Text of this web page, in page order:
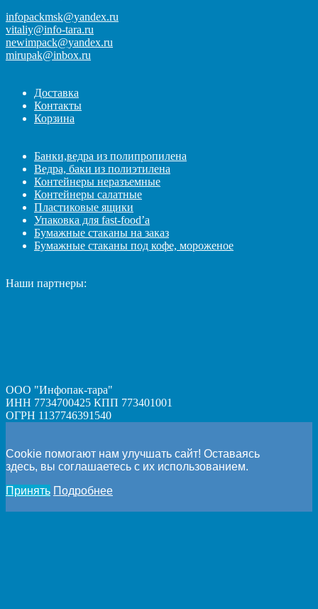
infopackmsk@yandex.ru
vitaliy@info-tara.ru
newimpack@yandex.ru
mirupak@inbox.ru
Доставка
Контакты
Корзина
Банки,ведра из полипропилена
Ведра, баки из полиэтилена
Контейнеры неразъемные
Контейнеры салатные
Пластиковые ящики
Упаковка для fast-food’а
Бумажные стаканы на заказ
Бумажные стаканы под кофе, мороженое
Наши партнеры:
ООО "Инфопак-тара"
ИНН 7734700425 КПП 773401001
ОГРН 1137746391540
Cookie помогают нам улучшать сайт! Оставаясь
здесь, вы соглашаетесь с их использованием.
Принять Подробнее